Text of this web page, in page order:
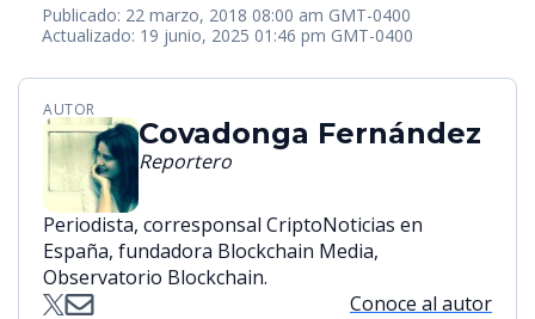
Publicado: 22 marzo, 2018 08:00 am GMT-0400
Actualizado: 19 junio, 2025 01:46 pm GMT-0400
AUTOR
Covadonga Fernández
Reportero
Periodista, corresponsal CriptoNoticias en
España, fundadora Blockchain Media,
Observatorio Blockchain.
Conoce al autor